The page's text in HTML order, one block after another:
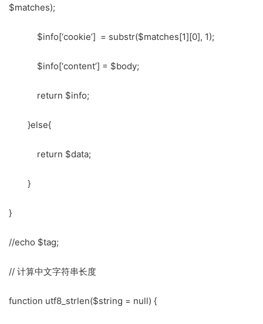
$matches);
$info[‘cookie’] = substr($matches[1][0], 1);
$info[‘content’] = $body;
return $info;
}else{
return $data;
}
}
//echo $tag;
// 计算中文字符串长度
function utf8_strlen($string = null) {